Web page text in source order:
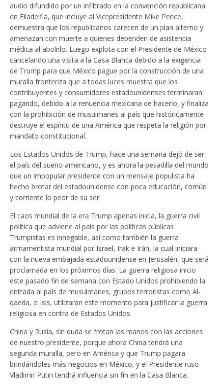
audio difundido por un infiltrado en la convención republicana
en Filadelfia, que incluye al Vicepresidente Mike Pence,
demuestra que los republicanos carecen de un plan alterno y
amenazan con muerte a quienes dependen de asistencia
médica al abolirlo. Luego explota con el Presidente de México
cancelando una visita a la Casa Blanca debido a la exigencia
de Trump para que México pague por la construcción de una
muralla fronteriza que a todas luces muestra que los
contribuyentes y consumidores estadounidenses terminaran
pagando, debido a la renuencia mexicana de hacerlo, y finaliza
con la prohibición de musulmanes al país que históricamente
destruye el espíritu de una América que respeta la religión por
mandato constitucional.
Los Estados Unidos de Trump, hace una semana dejó de ser
el país del sueño americano, y es ahora la pesadilla del mundo
que un impopular presidente con un mensaje populista ha
hecho brotar del estadounidense con poca educación, común
y corriente lo peor de su ser.
El caos mundial de la era Trump apenas inicia, la guerra civil
política que adviene al país por las políticas públicas
Trumpistas es innegable, así como también la guerra
armamentista mundial por Israel, Irak e Irán, la cual iniciara
con la nueva embajada estadounidense en Jerusalén, que será
proclamada en los próximos días. La guerra religiosa inicio
este pasado fin de semana con Estado Unidos prohibiendo la
entrada al país de musulmanes, grupos terroristas como Al-
qaeda, o Isis, utilizaran este momento para justificar la guerra
religiosa en contra de Estados Unidos.
China y Rusia, sin duda se frotan las manos con las acciones
de nuestro presidente, porque ahora China tendrá una
segunda muralla, pero en América y que Trump pagara
brindándoles más negocios en México, y el Presidente ruso
Vladimir Putin tendrá influencia sin fin en la Casa Blanca.